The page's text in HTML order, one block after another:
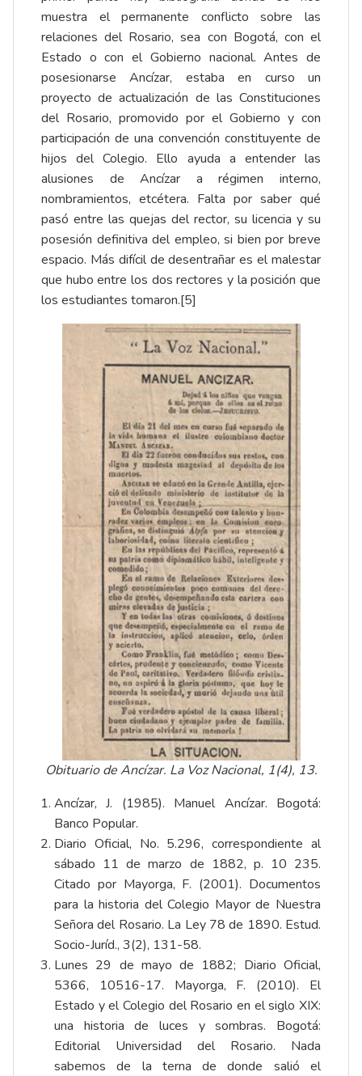
muestra el permanente conflicto sobre las
relaciones del Rosario, sea con Bogotá, con el
Estado o con el Gobierno nacional. Antes de
posesionarse Ancízar, estaba en curso un
proyecto de actualización de las Constituciones
del Rosario, promovido por el Gobierno y con
participación de una convención constituyente de
hijos del Colegio. Ello ayuda a entender las
alusiones de Ancízar a régimen interno,
nombramientos, etcétera. Falta por saber qué
pasó entre las quejas del rector, su licencia y su
posesión definitiva del empleo, si bien por breve
espacio. Más difícil de desentrañar es el malestar
que hubo entre los dos rectores y la posición que
los estudiantes tomaron.[5]
Obituario de Ancízar. La Voz Nacional, 1(4), 13.
Ancízar, J. (1985). Manuel Ancízar. Bogotá:
Banco Popular.
Diario Oficial, No. 5.296, correspondiente al
sábado 11 de marzo de 1882, p. 10 235.
Citado por Mayorga, F. (2001). Documentos
para la historia del Colegio Mayor de Nuestra
Señora del Rosario. La Ley 78 de 1890. Estud.
Socio-Juríd., 3(2), 131-58.
Lunes 29 de mayo de 1882; Diario Oficial,
5366, 10516-17. Mayorga, F. (2010). El
Estado y el Colegio del Rosario en el siglo XIX:
una historia de luces y sombras. Bogotá:
Editorial Universidad del Rosario. Nada
sabemos de la terna de donde salió el